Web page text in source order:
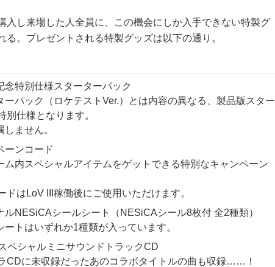
し来場した人全員に、この機会にしか入手できない特製グ
る。プレゼントされる特製グッズは以下の通り。
念特別仕様スターターパック
パック（ロケテストVer.）とは内容の異なる、製品版スター
別仕様となります。
ません。
ーンコード
内スペシャルアイテムをゲットできる特別なキャンペーン
はLoV III稼働後にご使用いただけます。
ルNESiCAシールシート（NESiCAシール8枚付 全2種類）
トはいずれか1種類が入っています。
ペシャルミニサウンドトラックCD
CDに未収録だったあのコラボタイトルの曲も収録……！